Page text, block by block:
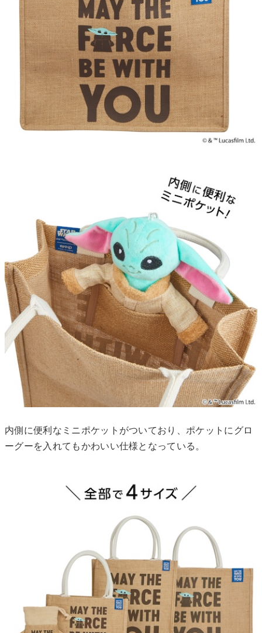
内側に便利なミニポケットがついており、ポケットにグロ
ーグーを入れてもかわいい仕様となっている。